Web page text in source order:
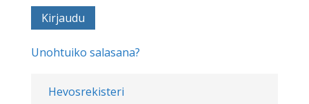
Hevosrekisteri
Unohtuiko salasana?